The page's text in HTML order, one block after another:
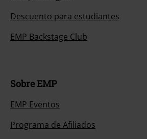
Descuento para estudiantes
EMP Backstage Club
Sobre EMP
EMP Eventos
Programa de Afiliados